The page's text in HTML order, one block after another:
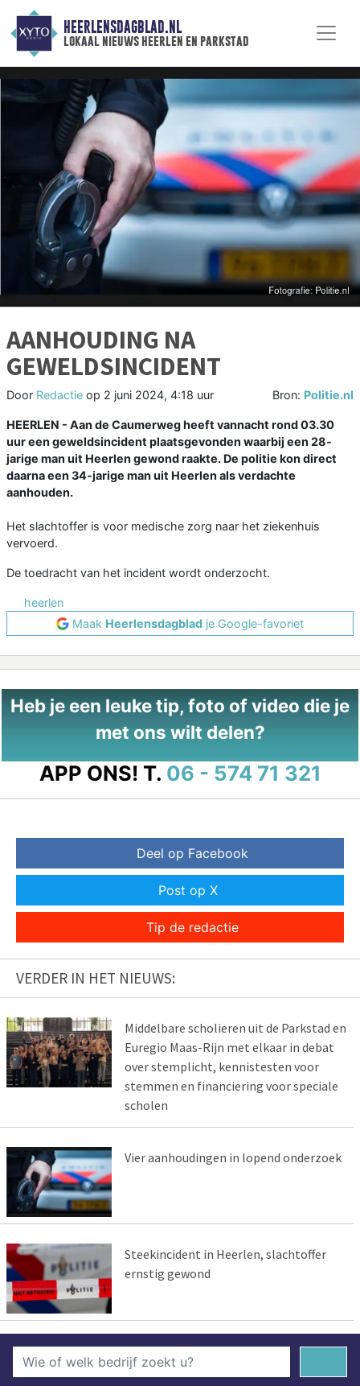
HEERLENSDAGBLAD.NL
lokaal nieuws heerlen en parkstad
AANHOUDING NA
GEWELDSINCIDENT
Door Redactie op 2 juni 2024, 4:18 uur Bron: Politie.nl
HEERLEN - Aan de Caumerweg heeft vannacht rond 03.30
uur een geweldsincident plaatsgevonden waarbij een 28-
jarige man uit Heerlen gewond raakte. De politie kon direct
daarna een 34-jarige man uit Heerlen als verdachte
aanhouden.
Het slachtoffer is voor medische zorg naar het ziekenhuis
vervoerd.
De toedracht van het incident wordt onderzocht.
heerlen
Maak Heerlensdagblad je Google-favoriet
Heb je een leuke tip, foto of video die je
met ons wilt delen?
APP ONS! T. 06 - 574 71 321
Deel op Facebook
Post op X
Tip de redactie
VERDER IN HET NIEUWS:
Middelbare scholieren uit de Parkstad en
Euregio Maas-Rijn met elkaar in debat
over stemplicht, kennistesten voor
stemmen en financiering voor speciale
scholen
Vier aanhoudingen in lopend onderzoek
Steekincident in Heerlen, slachtoffer
ernstig gewond